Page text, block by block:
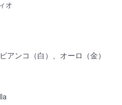
オ
アンコ（白）、オーロ（金）